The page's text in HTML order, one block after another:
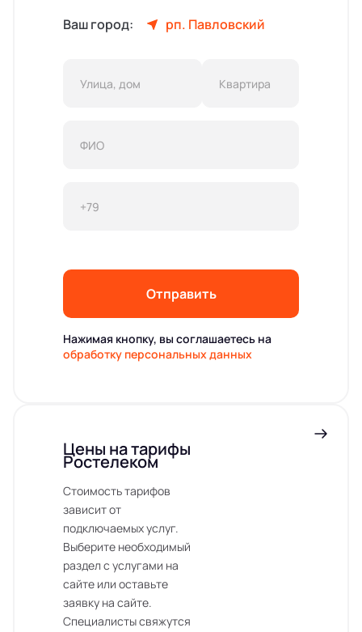
Ваш город: рп. Павловский
Отправить
Нажимая кнопку, вы соглашаетесь на
обработку персональных данных
Цены на тарифы
Ростелеком
Стоимость тарифов
зависит от
подключаемых услуг.
Выберите необходимый
раздел с услугами на
сайте или оставьте
заявку на сайте.
Специалисты свяжутся